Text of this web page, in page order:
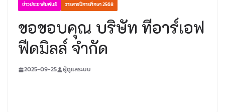
ข่าวประชาสัมพันธ์ วารสารปีการศึกษา 2568
ขอขอบคุณ บริษัท ทีอาร์เอฟ
ฟีดมิลล์ จำกัด
2025-09-25 ผู้ดูแลระบบ